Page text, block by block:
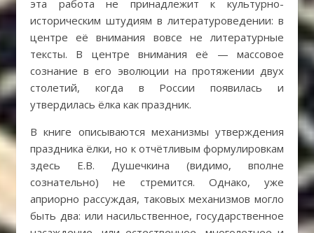
эта работа не принадлежит к культурно-
историческим штудиям в литературоведении: в
центре её внимания вовсе не литературные
тексты. В центре внимания её — массовое
сознание в его эволюции на протяжении двух
столетий, когда в России появилась и
утвердилась ёлка как праздник.
В книге описываются механизмы утверждения
праздника ёлки, но к отчётливым формулировкам
здесь Е.В. Душечкина (видимо, вполне
сознательно) не стремится. Однако, уже
априорно рассуждая, таковых механизмов могло
быть два: или насильственное, государственное